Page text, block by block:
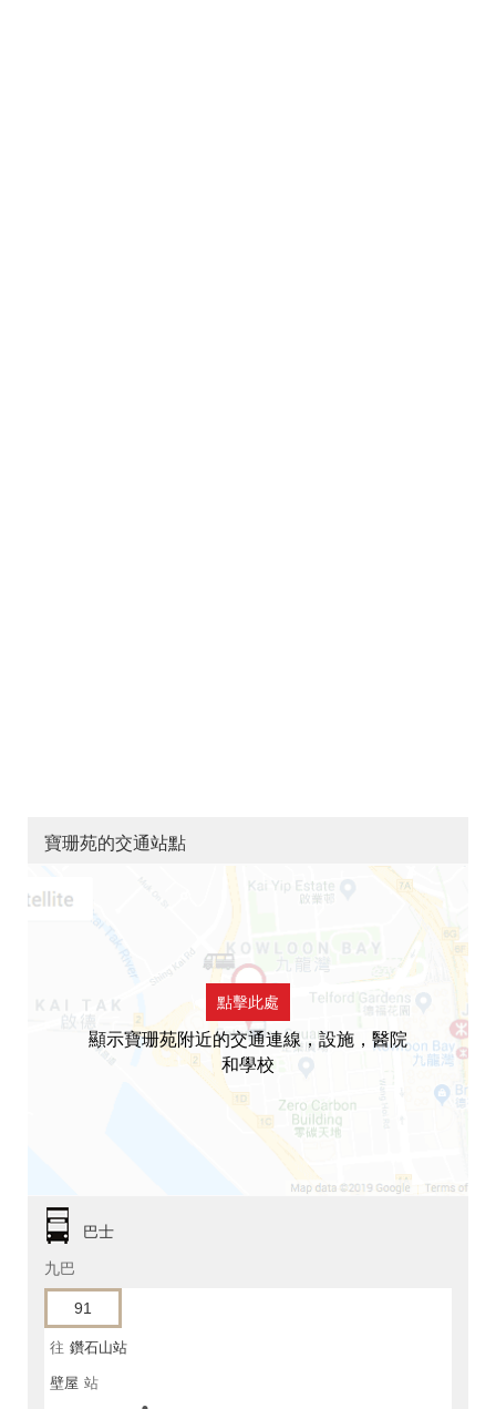
寶珊苑的交通站點
點擊此處
顯示寶珊苑附近的交通連線，設施，醫院
和學校
巴士
九巴
91
往 鑽石山站
壁屋 站